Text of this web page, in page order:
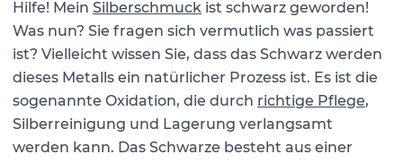
Hilfe! Mein Silberschmuck ist schwarz geworden!
Was nun? Sie fragen sich vermutlich was passiert
ist? Vielleicht wissen Sie, dass das Schwarz werden
dieses Metalls ein natürlicher Prozess ist. Es ist die
sogenannte Oxidation, die durch richtige Pflege,
Silberreinigung und Lagerung verlangsamt
werden kann. Das Schwarze besteht aus einer